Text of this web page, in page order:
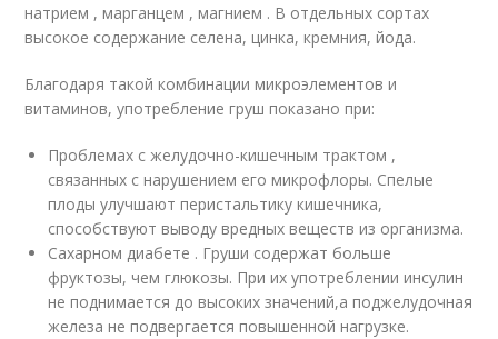
натрием , марганцем , магнием . В отдельных сортах
высокое содержание селена, цинка, кремния, йода.
Благодаря такой комбинации микроэлементов и
витаминов, употребление груш показано при:
Проблемах с желудочно-кишечным трактом ,
связанных с нарушением его микрофлоры. Спелые
плоды улучшают перистальтику кишечника,
способствуют выводу вредных веществ из организма.
Сахарном диабете . Груши содержат больше
фруктозы, чем глюкозы. При их употреблении инсулин
не поднимается до высоких значений,а поджелудочная
железа не подвергается повышенной нагрузке.